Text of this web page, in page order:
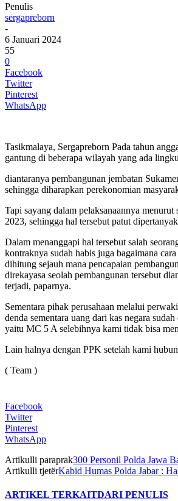
Penulis
sergapreborn
-
6 Januari 2024
55
0
Facebook
Twitter
Pinterest
WhatsApp
Tasikmalaya, Sergapreborn Pada tahun
gantung di beberapa wilayah yang ada
diantaranya pembangunan jembatan
sehingga diharapkan perekonomian
Tapi sayang dalam pelaksanaannya
2023, sehingga hal tersebut patut
Dalam menanggapi hal tersebut salah
kontraknya sudah habis juga bagaimana
dihitung sejauh mana pencapaian
direkayasa seolah pembangunan tersebut
terjadi, paparnya.
Sementara pihak perusahaan melalui
denda sementara uang dari kas negara
yaitu MC 5 A selebihnya kami tidak bisa
Lain halnya dengan PPK setelah kami
( Team )
Facebook
Twitter
Pinterest
WhatsApp
Artikulli paraprak300 Personil Polda Jawa
Artikulli tjetërKabid Humas Polda Jabar :
ARTIKEL TERKAITDARI PENULIS